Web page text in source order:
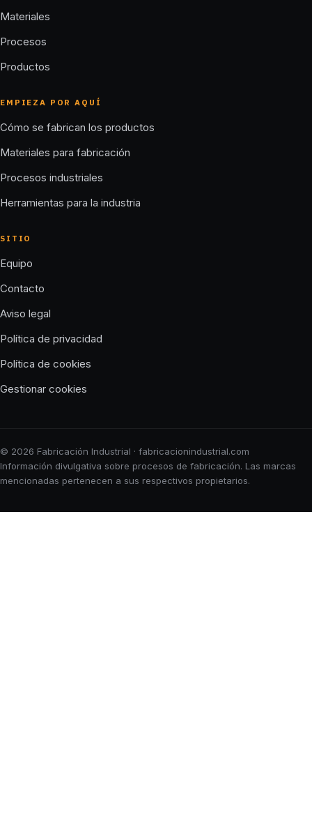
Materiales
Procesos
Productos
EMPIEZA POR AQUÍ
Cómo se fabrican los productos
Materiales para fabricación
Procesos industriales
Herramientas para la industria
SITIO
Equipo
Contacto
Aviso legal
Política de privacidad
Política de cookies
Gestionar cookies
© 2026 Fabricación Industrial · fabricacionindustrial.com
Información divulgativa sobre procesos de fabricación. Las marcas
mencionadas pertenecen a sus respectivos propietarios.